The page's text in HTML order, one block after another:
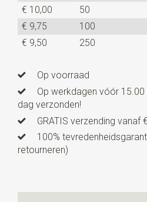
€ 10,00
50
€ 9,75
100
€ 9,50
250
Op voorraad
Op werkdagen vóór
dag verzonden!
GRATIS verzending vanaf
100%
retourneren)